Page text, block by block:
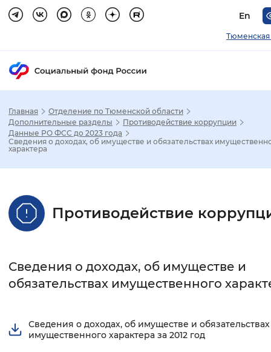
En
Тюменская
Настройка режима отображения
Стандартный Увеличенный
Без засечек С засечками
Увеличенный
Главная
Отделение по Тюменской области
Дополнительные разделы
Противодействие коррупции
Данные РО ФСС до 2023 года
Сведения о доходах, об имуществе и обязательствах
характера
Противодействие
Сведения о доходах, об имуществе и
обязательствах имущественного
Сведения о доходах, об имуществе и обязательствах
имущественного характера за 2012 год